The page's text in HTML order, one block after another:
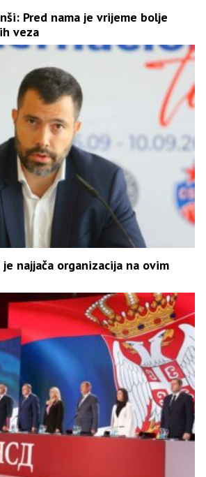
Pred nama je vrijeme bolje
veza
najjača organizacija na ovim